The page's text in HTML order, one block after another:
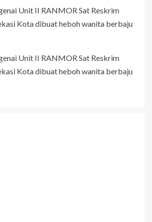
Unit II RANMOR Sat Reskrim
Kota dibuat heboh wanita berbaju
Unit II RANMOR Sat Reskrim
Kota dibuat heboh wanita berbaju